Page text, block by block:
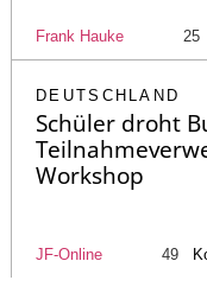
Frank Hauke 25
DEUTSCHLAND
Schüler droht
Workshop
JF-Online 49